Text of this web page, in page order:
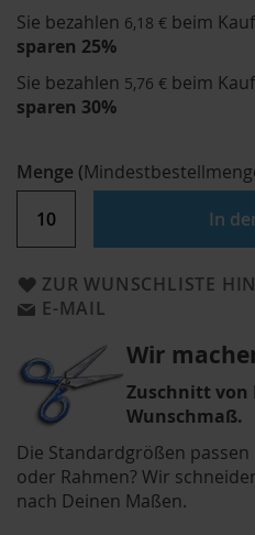
Sie bezahlen 6,18 € beim
sparen 25%
Sie bezahlen 5,76 € beim
sparen 30%
Menge (
In
ZUR WUNSCHLISTE
E-MAIL
Wir
Zuschnitt von
Wunschmaß.
Die Standardgrößen
oder Rahmen? Wir
nach Deinen Maßen.